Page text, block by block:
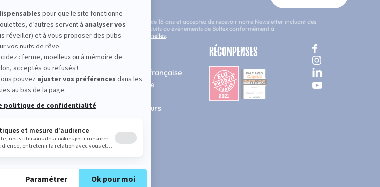
En cochant cette case, vous confirmez avoir plus de 16 ans et acceptez de recevoir notre Newsletter incluant des
informations concernant les offres, services, produits ou évènements de Bultex conformément à
notre politique de protection des données personnelles
SUPPORT
Contactez-nous
FAQ
101 nuits d'essai
Paiement 3x ou 4x sans frais
Demande de retour
Faire une réclamation
A PROPOS
Fabrication française
Notre histoire
Nos revendeurs
RÉCOMPENSES